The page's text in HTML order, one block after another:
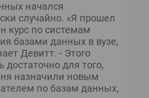
начался
случайно. «Я прошел
курс по системам
базами данных в вузе,
Девитт. - Этого
достаточно для того,
назначили новым
по базам данных,